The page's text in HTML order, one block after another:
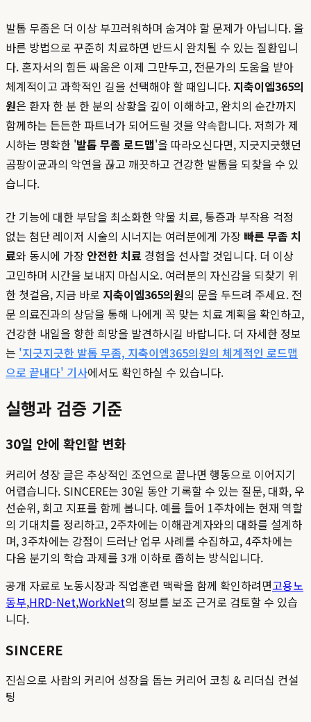
발톱 무좀은 더 이상 부끄러워하며 숨겨야 할 문제가 아닙니다. 올
바른 방법으로 꾸준히 치료하면 반드시 완치될 수 있는 질환입니
다. 혼자서의 힘든 싸움은 이제 그만두고, 전문가의 도움을 받아
체계적이고 과학적인 길을 선택해야 할 때입니다. 지축이엠365의
원은 환자 한 분 한 분의 상황을 깊이 이해하고, 완치의 순간까지
함께하는 든든한 파트너가 되어드릴 것을 약속합니다. 저희가 제
시하는 명확한 '발톱 무좀 로드맵'을 따라오신다면, 지긋지긋했던
곰팡이균과의 악연을 끊고 깨끗하고 건강한 발톱을 되찾을 수 있
습니다.
간 기능에 대한 부담을 최소화한 약물 치료, 통증과 부작용 걱정
없는 첨단 레이저 시술의 시너지는 여러분에게 가장 빠른 무좀 치
료와 동시에 가장 안전한 치료 경험을 선사할 것입니다. 더 이상
고민하며 시간을 보내지 마십시오. 여러분의 자신감을 되찾기 위
한 첫걸음, 지금 바로 지축이엠365의원의 문을 두드려 주세요. 전
문 의료진과의 상담을 통해 나에게 꼭 맞는 치료 계획을 확인하고,
건강한 내일을 향한 희망을 발견하시길 바랍니다. 더 자세한 정보
는 '지긋지긋한 발톱 무좀, 지축이엠365의원의 체계적인 로드맵
으로 끝내다' 기사에서도 확인하실 수 있습니다.
실행과 검증 기준
30일 안에 확인할 변화
커리어 성장 글은 추상적인 조언으로 끝나면 행동으로 이어지기
어렵습니다. SINCERE는 30일 동안 기록할 수 있는 질문, 대화, 우
선순위, 회고 지표를 함께 봅니다. 예를 들어 1주차에는 현재 역할
의 기대치를 정리하고, 2주차에는 이해관계자와의 대화를 설계하
며, 3주차에는 강점이 드러난 업무 사례를 수집하고, 4주차에는
다음 분기의 학습 과제를 3개 이하로 좁히는 방식입니다.
공개 자료로 노동시장과 직업훈련 맥락을 함께 확인하려면고용노
동부,HRD-Net,WorkNet의 정보를 보조 근거로 검토할 수 있습
니다.
SINCERE
진심으로 사람의 커리어 성장을 돕는 커리어 코칭 & 리더십 컨설
팅